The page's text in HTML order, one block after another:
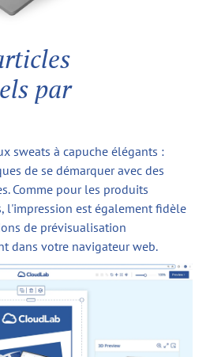
par
sweats à capuche élégants :
de se démarquer avec des
Comme pour les produits
l'impression est également fidèle
de prévisualisation
dans votre navigateur web.